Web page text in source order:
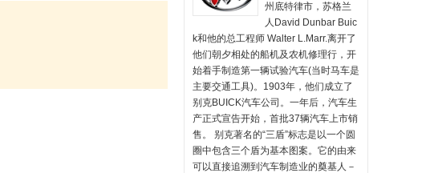
州底特律市，苏格兰
人David Dunbar Buic
k和他的总工程师 Walter L.Marr.离开了
他们朝夕相处的船机及农机修理行，开
始着手制造第一辆试验汽车(当时马车是
主要交通工具)。1903年，他们成立了
别克BUICK汽车公司。一年后，汽车生
产正式宣告开始，首批37辆汽车上市销
售。 别克著名的“三盾”标志是以一个圆
圈中包含三个盾为基本图案。它的由来
可以直接追溯到汽车制造业的奠基人－